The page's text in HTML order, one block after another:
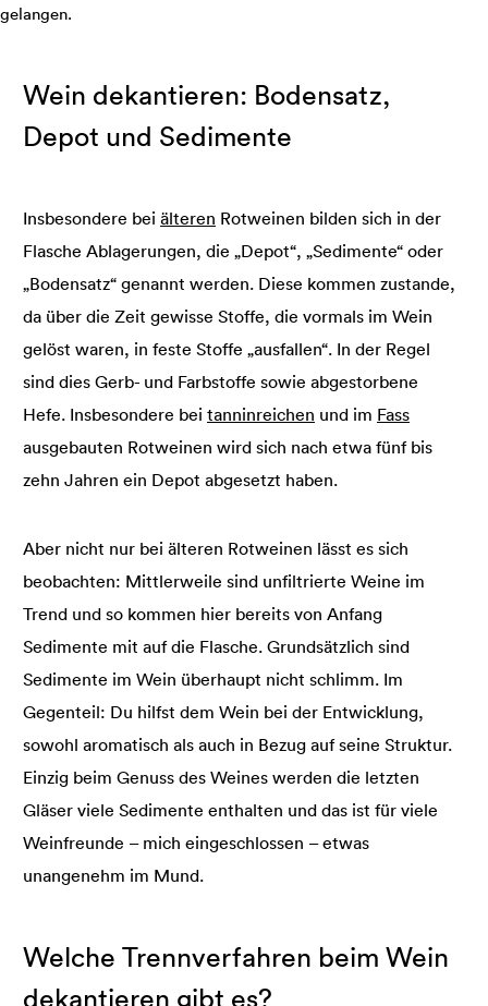
gelangen.
Wein dekantieren: Bodensatz,
Depot und Sedimente
Insbesondere bei älteren Rotweinen bilden sich in der
Flasche Ablagerungen, die „Depot“, „Sedimente“ oder
„Bodensatz“ genannt werden. Diese kommen zustande,
da über die Zeit gewisse Stoffe, die vormals im Wein
gelöst waren, in feste Stoffe „ausfallen“. In der Regel
sind dies Gerb- und Farbstoffe sowie abgestorbene
Hefe. Insbesondere bei tanninreichen und im Fass
ausgebauten Rotweinen wird sich nach etwa fünf bis
zehn Jahren ein Depot abgesetzt haben.
Aber nicht nur bei älteren Rotweinen lässt es sich
beobachten: Mittlerweile sind unfiltrierte Weine im
Trend und so kommen hier bereits von Anfang
Sedimente mit auf die Flasche. Grundsätzlich sind
Sedimente im Wein überhaupt nicht schlimm. Im
Gegenteil: Du hilfst dem Wein bei der Entwicklung,
sowohl aromatisch als auch in Bezug auf seine Struktur.
Einzig beim Genuss des Weines werden die letzten
Gläser viele Sedimente enthalten und das ist für viele
Weinfreunde – mich eingeschlossen – etwas
unangenehm im Mund.
Welche Trennverfahren beim Wein
dekantieren gibt es?